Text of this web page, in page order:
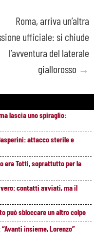
Roma, arriva un’altra
ufficiale: si chiude
l’avventura del laterale
giallorosso →
lascia uno spiraglio:
attacco sterile e
era Totti, soprattutto per la
contatti avviati, ma il
può sbloccare un altro colpo
insieme, Lorenzo”